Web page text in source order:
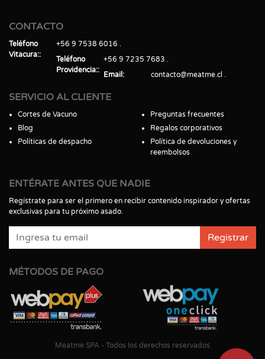
CONTACTO
Teléfono
Vitacura:
+56 9 7538 6016
Teléfono
Providencia:
+56 9 7235 7683
Email
contacto@meatme.cl
SERVICIO AL CLIENTE
Cortes de Vacuno
Blog
Políticas de despacho
Preguntas frecuentes
Regalos corporativos
Política de devoluciones y
reembolsos
ENTÉRATE ANTES QUE NADIE
Regístrate para ser el primero en recibir contenido inspirador y ofertas
exclusivas para tu próximo asado.
Registrar
MÉTODOS DE PAGO
Meatme SPA - Todos los derechos reservados